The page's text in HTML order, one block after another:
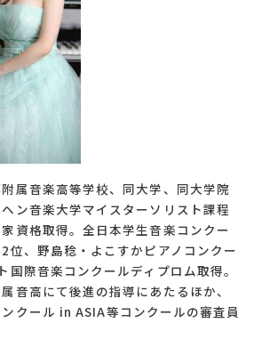
属音楽高等学校、同大学、同大学院
ン音楽大学マイスターソリスト課程
資格取得。全日本学生音楽コンクー
位、野島稔・よこすかピアノコンクー
国際音楽コンクールディプロム取得。
音高にて後進の指導にあたるほか、
クール in ASIA等コンクールの審査員